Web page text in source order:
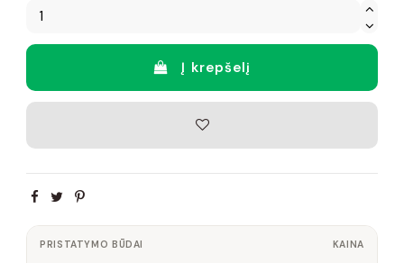
Į krepšelį
PRISTATYMO BŪDAI KAINA